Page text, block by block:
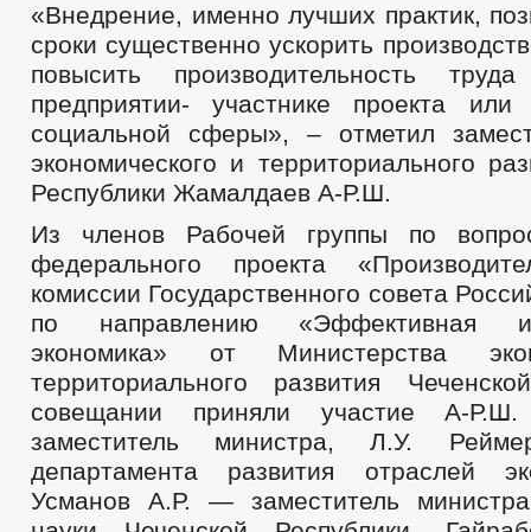
«Внедрение, именно лучших практик,
сроки существенно ускорить
повысить производительность
предприятии- участнике проекта или
социальной сферы», – отметил
экономического и территориального
Республики Жамалдаев А-Р.Ш.
Из членов Рабочей группы по
федерального проекта
комиссии Государственного совета
по направлению «Эффективная и
экономика» от Министерства
территориального развития
совещании приняли участие А-
заместитель министра, Л.У.
департамента развития отраслей
Усманов А.Р. — заместитель